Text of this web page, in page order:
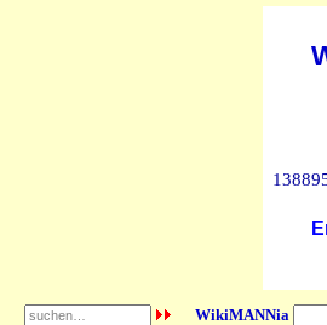
WikiMANNia